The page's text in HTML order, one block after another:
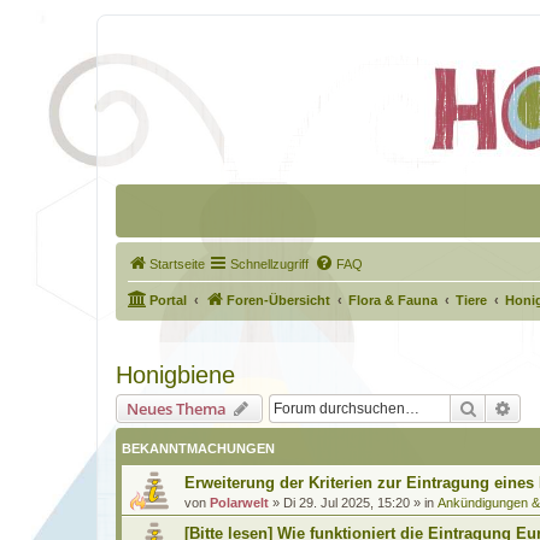
Startseite Schnellzugriff FAQ
Portal Foren-Übersicht Flora & Fauna Tiere
Honigbiene
Neues Thema Suche
BEKANNTMACHUNGEN
Erweiterung der Kriterien zur Eintragung eines
von Polarwelt » Di 29. Jul 2025, 15:20 » in Ankündigungen
[Bitte lesen] Wie funktioniert die Eintragung